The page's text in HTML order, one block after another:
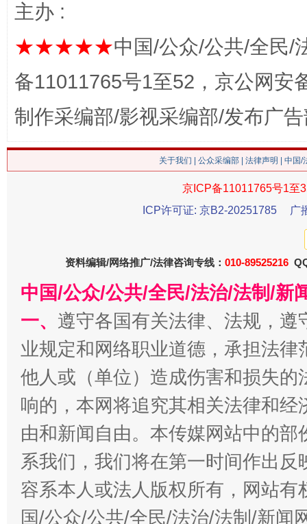
谢
在谋一域中谋全局
今
主办 :
★★★★★中国/公众/公共/全民/
备11011765号1至52，京公网安
制作采编部/影视采编部/发布广
关于我们 公众采编部 法律声明 | 中国
京ICP备11011765号1至
ICP许可证: 京B2-20251785
广
资料编辑/网络推广/法律咨询专线： 010-89525216
中国/公众/公共/全民/法治/法制/新
一、 遵守各国有关法律、法规，
业规定和网络职业道德，承担法
他人或（单位）造成伤害和损失
响的，本网将追究其相关法律和
由和新闻自由。本传媒网站中的
系我们，我们将在第一时间作出
容系本人或法人版权所有，网站
国/公众/公共/全民/法治/法制/新闻